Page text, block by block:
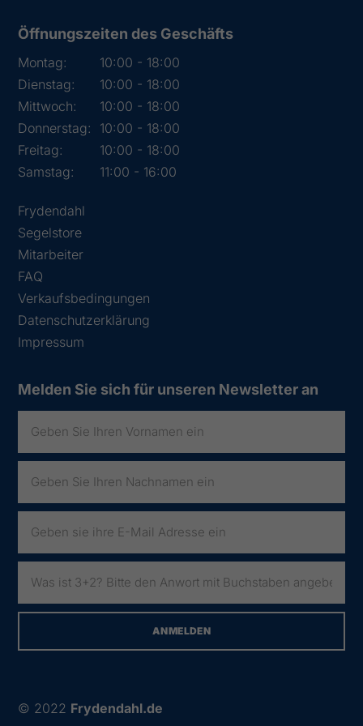
Öffnungszeiten des Geschäfts
Montag:
10:00 - 18:00
Dienstag:
10:00 - 18:00
Mittwoch:
10:00 - 18:00
Donnerstag:
10:00 - 18:00
Freitag:
10:00 - 18:00
Samstag:
11:00 - 16:00
Frydendahl
Segelstore
Mitarbeiter
FAQ
Verkaufsbedingungen
Datenschutzerklärung
Impressum
Melden Sie sich für unseren Newsletter an
© 2022 Frydendahl.de